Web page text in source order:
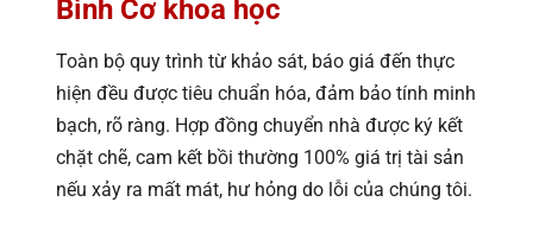
Bình Cơ khoa học
Toàn bộ quy trình từ khảo sát, báo giá đến thực
hiện đều được tiêu chuẩn hóa, đảm bảo tính minh
bạch, rõ ràng. Hợp đồng chuyển nhà được ký kết
chặt chẽ, cam kết bồi thường 100% giá trị tài sản
nếu xảy ra mất mát, hư hỏng do lỗi của chúng tôi.